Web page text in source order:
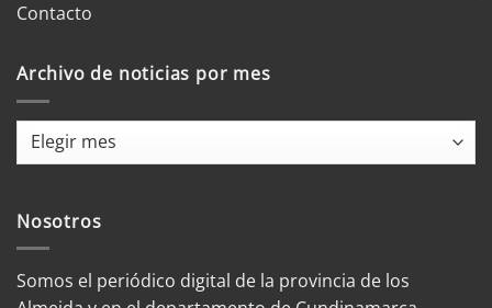
Contacto
Archivo de noticias por mes
Archivo
mes
Nosotros
Somos el periódico digital de la provincia de los